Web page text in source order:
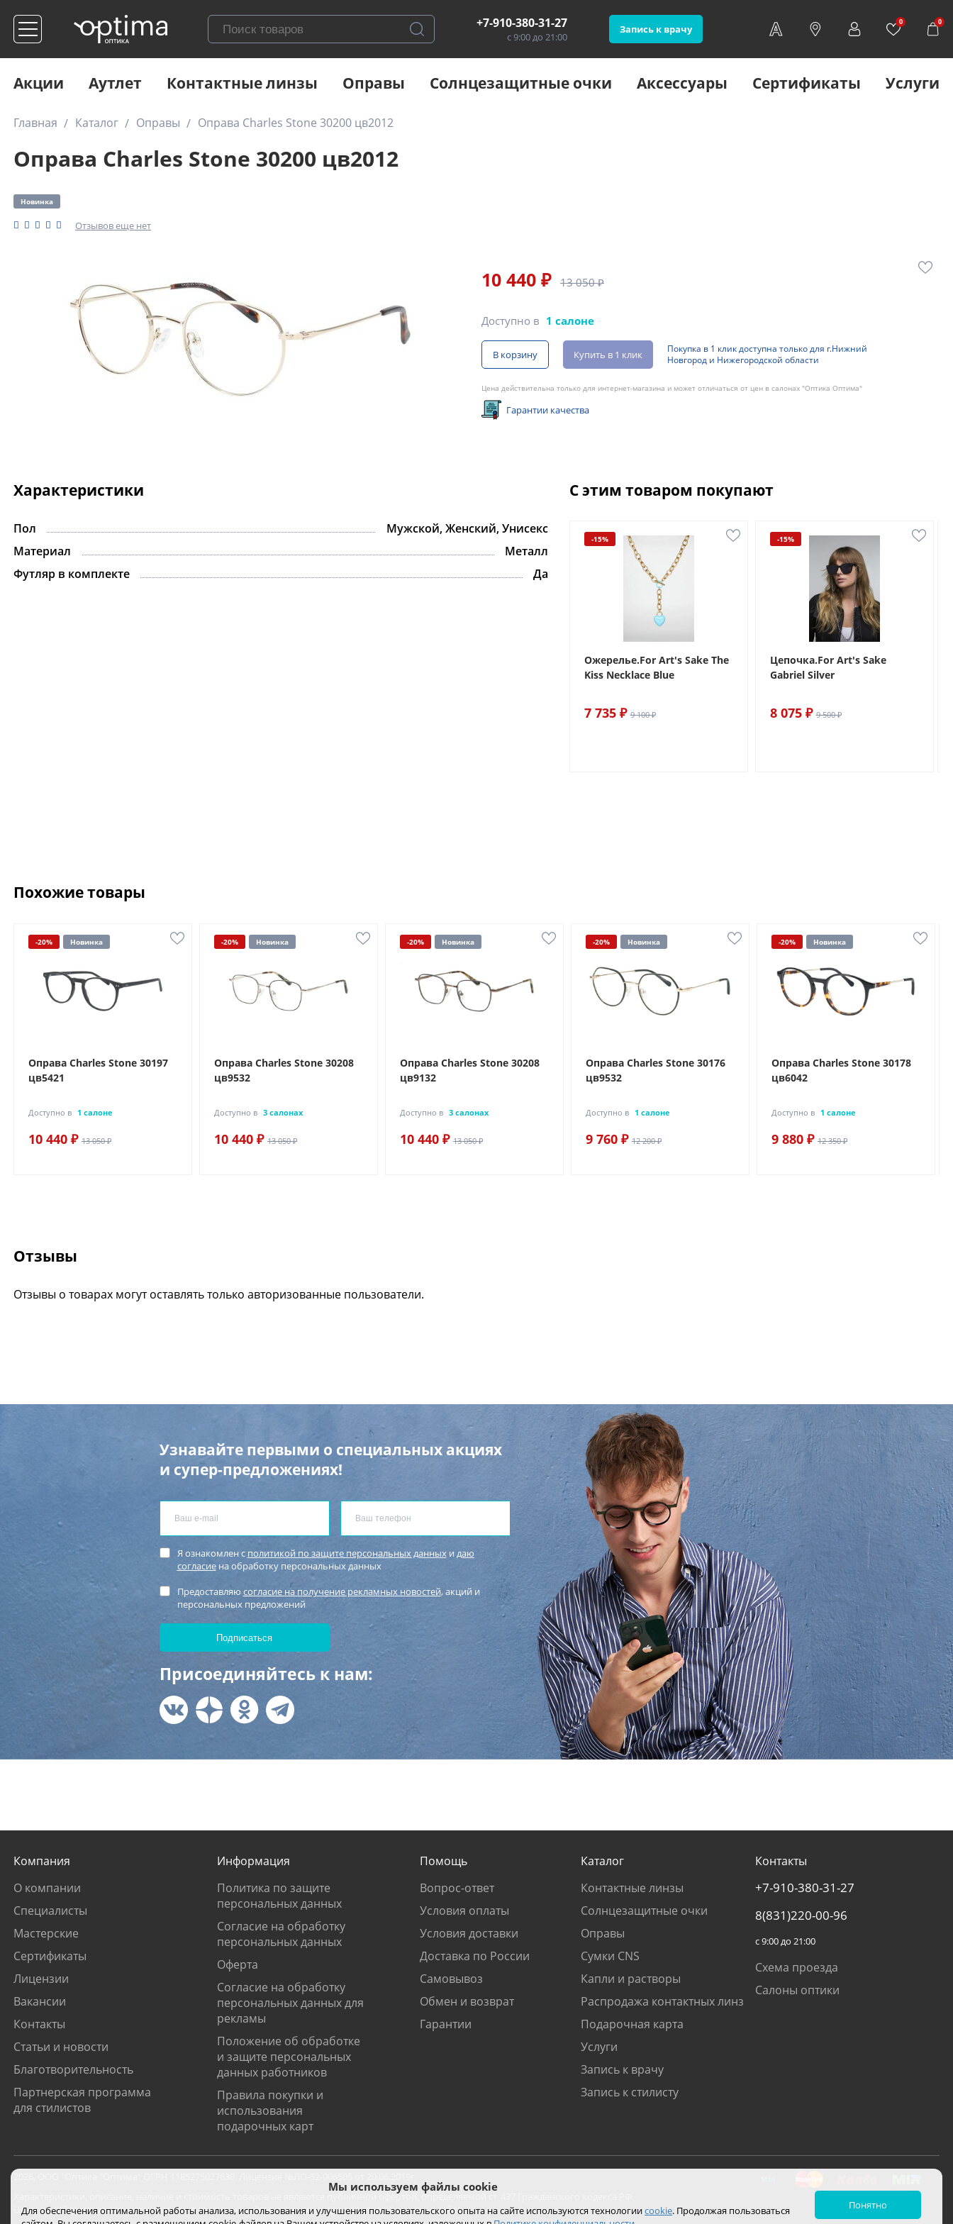
+7-910-380-31-27
с 9:00 до 21:00
Запись к врачу
0 0
Акции Аутлет Контактные линзы Оправы Солнцезащитные очки Аксессуары Сертификаты Услуги
Главная Каталог Оправы Оправа Charles Stone 30200 цв2012
Оправа Charles Stone 30200 цв2012
Новинка
Отзывов еще нет
10 440 ₽ 13 050 ₽
Доступно в 1 салоне
В корзину Купить в 1 клик
Покупка в 1 клик доступна только для г.Нижний
Новгород и Нижегородской области
Цена действительна только для интернет-магазина и может отличаться от цен в салонах "Оптика Оптима"
Гарантии качества
Характеристики
Пол
Мужской, Женский, Унисекс
Материал
Металл
Футляр в комплекте
Да
С этим товаром покупают
-15%
Ожерелье.For Art's Sake The
Kiss Necklace Blue
7 735 ₽ 9 100 ₽
-15%
Цепочка.For Art's Sake
Gabriel Silver
8 075 ₽ 9 500 ₽
Похожие товары
-20% Новинка
Оправа Charles Stone 30197
цв5421
Доступно в 1 салоне
10 440 ₽ 13 050 ₽
-20% Новинка
Оправа Charles Stone 30208
цв9532
Доступно в 3 салонах
10 440 ₽ 13 050 ₽
-20% Новинка
Оправа Charles Stone 30208
цв9132
Доступно в 3 салонах
10 440 ₽ 13 050 ₽
-20% Новинка
Оправа Charles Stone 30176
цв9532
Доступно в 1 салоне
9 760 ₽ 12 200 ₽
-20% Новинка
Оправа Charles Stone 30178
цв6042
Доступно в 1 салоне
9 880 ₽ 12 350 ₽
Отзывы
Отзывы о товарах могут оставлять только авторизованные пользователи.
Узнавайте первыми о специальных акциях
и супер-предложениях!
Я ознакомлен с политикой по защите персональных данных и даю
согласиена обработку персональных данных
Предоставляю согласие на получение рекламных новостей, акций и
персональных предложений
Присоединяйтесь к нам:
Компания
О компании
Специалисты
Мастерские
Сертификаты
Лицензии
Вакансии
Контакты
Статьи и новости
Благотворительность
Партнерская программа
для стилистов
Информация
Политика по защите
персональных данных
Согласие на обработку
персональных данных
Оферта
Согласие на обработку
персональных данных для
рекламы
Положение об обработке
и защите персональных
данных работников
Правила покупки и
использования
подарочных карт
Помощь
Вопрос-ответ
Условия оплаты
Условия доставки
Доставка по России
Самовывоз
Обмен и возврат
Гарантии
Каталог
Контактные линзы
Солнцезащитные очки
Оправы
Сумки CNS
Капли и растворы
Распродажа контактных линз
Подарочная карта
Услуги
Запись к врачу
Запись к стилисту
Контакты
+7-910-380-31-27
8(831)220-00-96
с 9:00 до 21:00
Схема проезда
Салоны оптики
Характеристики, описание, наличие и стоимость товаров не являются публичной офертой, определяемой ст. 437 Гражданского кодекса РФ.
Цены на сайте могут отличаться от цен в салонах и действуют только при покупке с помощью сайта.
Мы используем файлы cookie
Для обеспечения оптимальной работы анализа, использования и улучшения пользовательского опыта на сайте используются технологииcookie. Продолжая пользоваться
Понятно